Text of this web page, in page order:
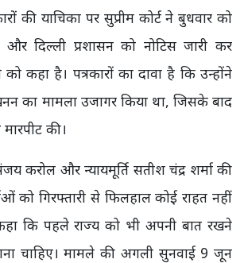
की याचिका पर सुप्रीम कोर्ट ने बुधवार को
दिल्ली प्रशासन को नोटिस जारी कर
कहा है। पत्रकारों का दावा है कि उन्होंने
का मामला उजागर किया था, जिसके बाद
की।
करोल और न्यायमूर्ति सतीश चंद्र शर्मा की
को गिरफ्तारी से फिलहाल कोई राहत नहीं
कि पहले राज्य को भी अपनी बात रखने
चाहिए। मामले की अगली सुनवाई 9 जून